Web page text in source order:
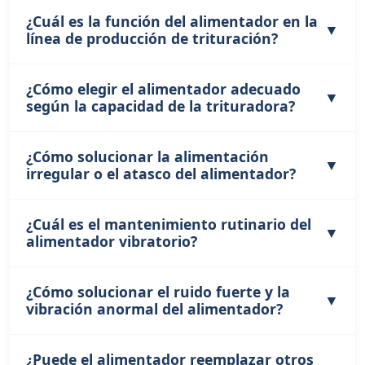
¿Cuál es la función del alimentador en la
línea de producción de trituración?
Transmite materiales de forma uniforme y
cuantitativa a las trituradoras u otros equipos,
daños en el equipo, garantizando el
funcionamiento estable de toda la línea de
producción.
¿Cómo elegir el alimentador adecuado
según la capacidad de la trituradora?
La capacidad de procesamiento del alimentador
debe ser un 10%–20% mayor que la capacidad
alimentación suficiente y estable sin afectar la
eficiencia de producción.
¿Cómo solucionar la alimentación
irregular o el atasco del alimentador?
Ajustar la amplitud y frecuencia de vibración,
limpiar materiales obstruidos, controlar el
motor vibratorio funciona normalmente y
mantener desobstruida la boca de alimentación.
¿Cuál es el mantenimiento rutinario del
alimentador vibratorio?
Revisar regularmente la lubricación del motor
vibratorio, el apriete de los pernos, el estado de
materiales adheridos y reemplazar piezas
¿Cómo solucionar el ruido fuerte y la
vibración anormal del alimentador?
Revisar si los pernos están sueltos, los muelles
¿Puede el alimentador reemplazar otros